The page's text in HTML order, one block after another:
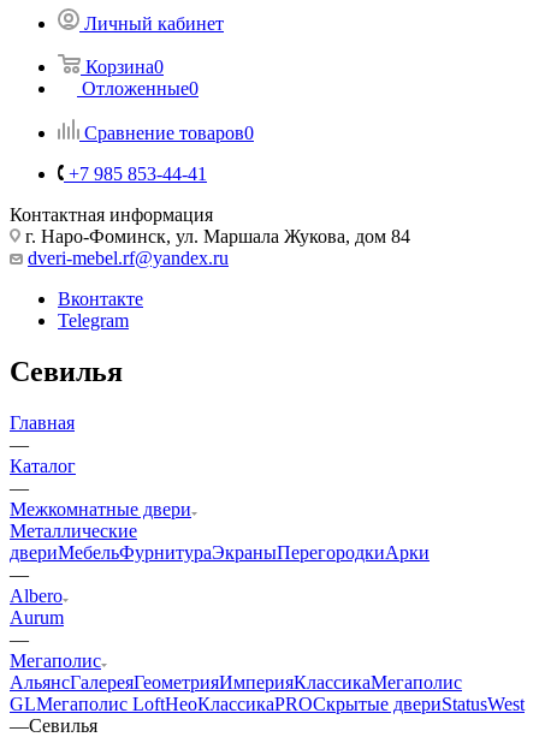
Личный кабинет
Корзина0
Отложенные0
Сравнение товаров0
+7 985 853-44-41
Контактная информация
г. Наро-Фоминск, ул. Маршала Жукова, дом 84
dveri-mebel.rf@yandex.ru
Вконтакте
Telegram
Севилья
Главная
—
Каталог
—
Межкомнатные двери
Металлические
двериМебельФурнитураЭкраныПерегородкиАрки
—
Albero
Aurum
—
Мегаполис
АльянсГалереяГеометрияИмперияКлассикаМегаполис
GLМегаполис LoftНеоКлассикаPROСкрытые двериStatusWest
—Севилья